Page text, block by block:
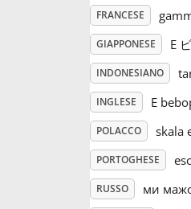
FRANCESE
GIAPPONESE E
INDONESIANO
INGLESE E
POLACCO skala
PORTOGHESE
RUSSO ми